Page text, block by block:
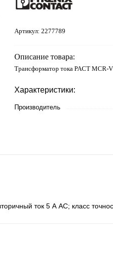
Артикул: 2277789
Описание товара:
Трансформатор тока PACT MCR-
Характеристики:
Производитель
ток 5 А АС; класс